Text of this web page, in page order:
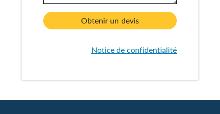
Obtenir un devis
Notice de confidentialité